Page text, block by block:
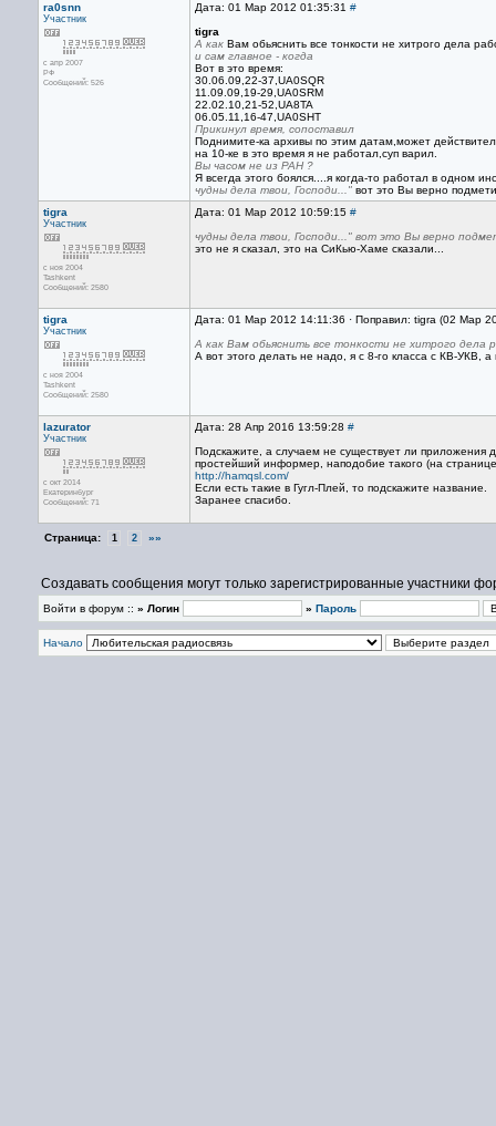
ra0snn
Участник
с апр 2007
РФ
Сообщений: 526
Дата: 01 Мар 2012 01:35:31 #
tigra
А как Вам обьяснить все тонкости не хитрого дела
и сам главное - когда
Вот в это время:
30.06.09,22-37,UA0SQR
11.09.09,19-29,UA0SRM
22.02.10,21-52,UA8TA
06.05.11,16-47,UA0SHT
Прикинул время, сопоставил
Поднимите-ка архивы по этим датам,может
на 10-ке в это время я не работал,суп варил.
Вы часом не из РАН ?
Я всегда этого боялся....я когда-то работал в одном
чудны дела твои, Господи..." вот это Вы верно
tigra
Участник
с ноя 2004
Tashkent
Сообщений: 2580
Дата: 01 Мар 2012 10:59:15 #
чудны дела твои, Господи..." вот это Вы верно
это не я сказал, это на СиКью-Хаме сказали...
tigra
Участник
с ноя 2004
Tashkent
Сообщений: 2580
Дата: 01 Мар 2012 14:11:36 · Поправил: tigra (02 Мар
А как Вам обьяснить все тонкости не хитрого дела
А вот этого делать не надо, я с 8-го класса с КВ-УКВ, а
lazurator
Участник
с окт 2014
Екатеринбург
Сообщений: 71
Дата: 28 Апр 2016 13:59:28 #
Подскажите, а случаем не существует ли
простейший информер, наподобие такого (на
http://hamqsl.com/
Если есть такие в Гугл-Плей, то подскажите название.
Заранее спасибо.
Страница: 1 2 »»
Создавать сообщения могут только зарегистрированные участники
Войти в форум :: » Логин » Пароль
Начало